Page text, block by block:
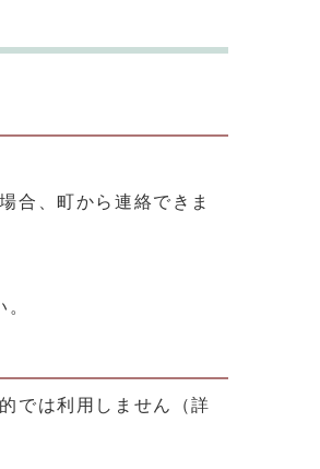
合、町から連絡できま
では利用しません（詳